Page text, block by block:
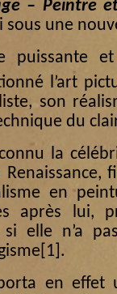
– Peintre
sous une
puissante
l’art
son
du
la
Renaissance,
en
après lui,
si elle n’a
[1] .
en effet